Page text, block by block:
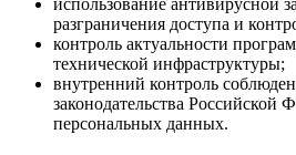
использование антивирусной
разграничения доступа и
контроль актуальности
технической инфраструктуры;
внутренний контроль
законодательства Российской
персональных данных.